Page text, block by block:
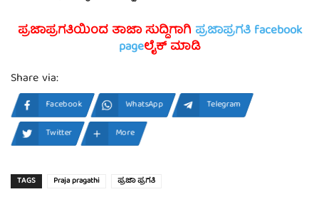
ಪ್ರಜಾಪ್ರಗತಿಯಿಂದ ತಾಜಾ ಸುದ್ದಿಗಾಗಿ ಪ್ರಜಾಪ್ರಗತಿ facebook
pageಲೈಕ್ ಮಾಡಿ
Share via:
Facebook WhatsApp
Telegram
Twitter
More
TAGS Praja pragathi ಪ್ರಜಾ ಪ್ರಗತಿ